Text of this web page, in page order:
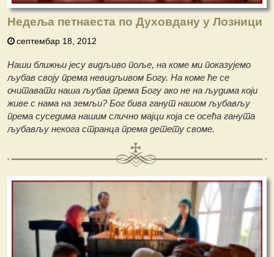
Недеља петнаеста по Духовдану у Лозници
септембар 18, 2012
Наши ближњи јесу видљиво поље, на коме ми показујемо
љубав своју према невидљивом Богу. На коме ће се
очитавати наша љубав према Богу ако не на људима који
живе с нама на земљи? Бог бива ганут нашом љубављу
према суседима нашим слично мајци која се осећа ганута
љубављу некога странца према детету своме.